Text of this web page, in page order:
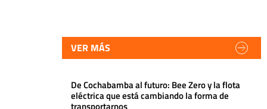
VER MÁS
De Cochabamba al futuro: Bee Zero y la flota
eléctrica que está cambiando la forma de
transportarnos